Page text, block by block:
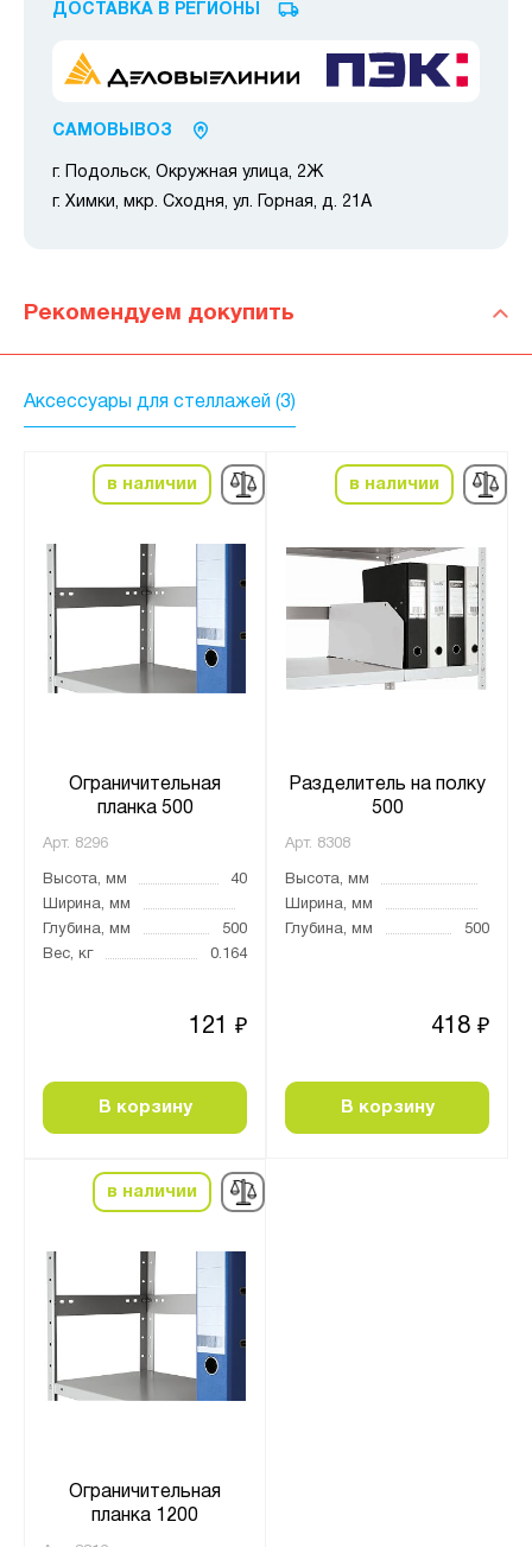
ДОСТАВКА В РЕГИОНЫ
САМОВЫВОЗ
г. Подольск, Окружная улица, 2Ж
г. Химки, мкр. Сходня, ул. Горная, д. 21А
Рекомендуем докупить
Аксессуары для стеллажей (3)
в наличии
Ограничительная
планка 500
Арт. 8296
Высота, мм
40
Ширина, мм
Глубина, мм
500
Вес, кг
0.164
121 ₽
В корзину
в наличии
Разделитель на полку
500
Арт. 8308
Высота, мм
Ширина, мм
Глубина, мм
500
418 ₽
В корзину
в наличии
Ограничительная
планка 1200